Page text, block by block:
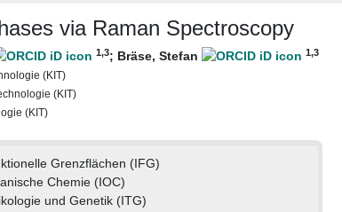
via Raman Spectroscopy
1,3; Bräse, Stefan 1,3
(KIT)
(KIT)
(KIT)
Grenzflächen (IFG)
Chemie (IOC)
und Genetik (ITG)